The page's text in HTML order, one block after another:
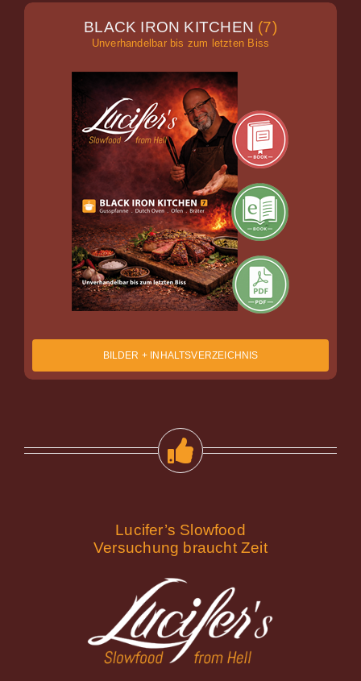
BLACK IRON KITCHEN (7)
Unverhandelbar bis zum letzten Biss
BILDER + INHALTSVERZEICHNIS
Lucifer’s Slowfood
Versuchung braucht Zeit